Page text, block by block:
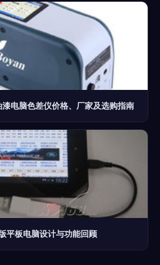
电脑色差仪价格、厂家及选购指南
平板电脑设计与功能回顾